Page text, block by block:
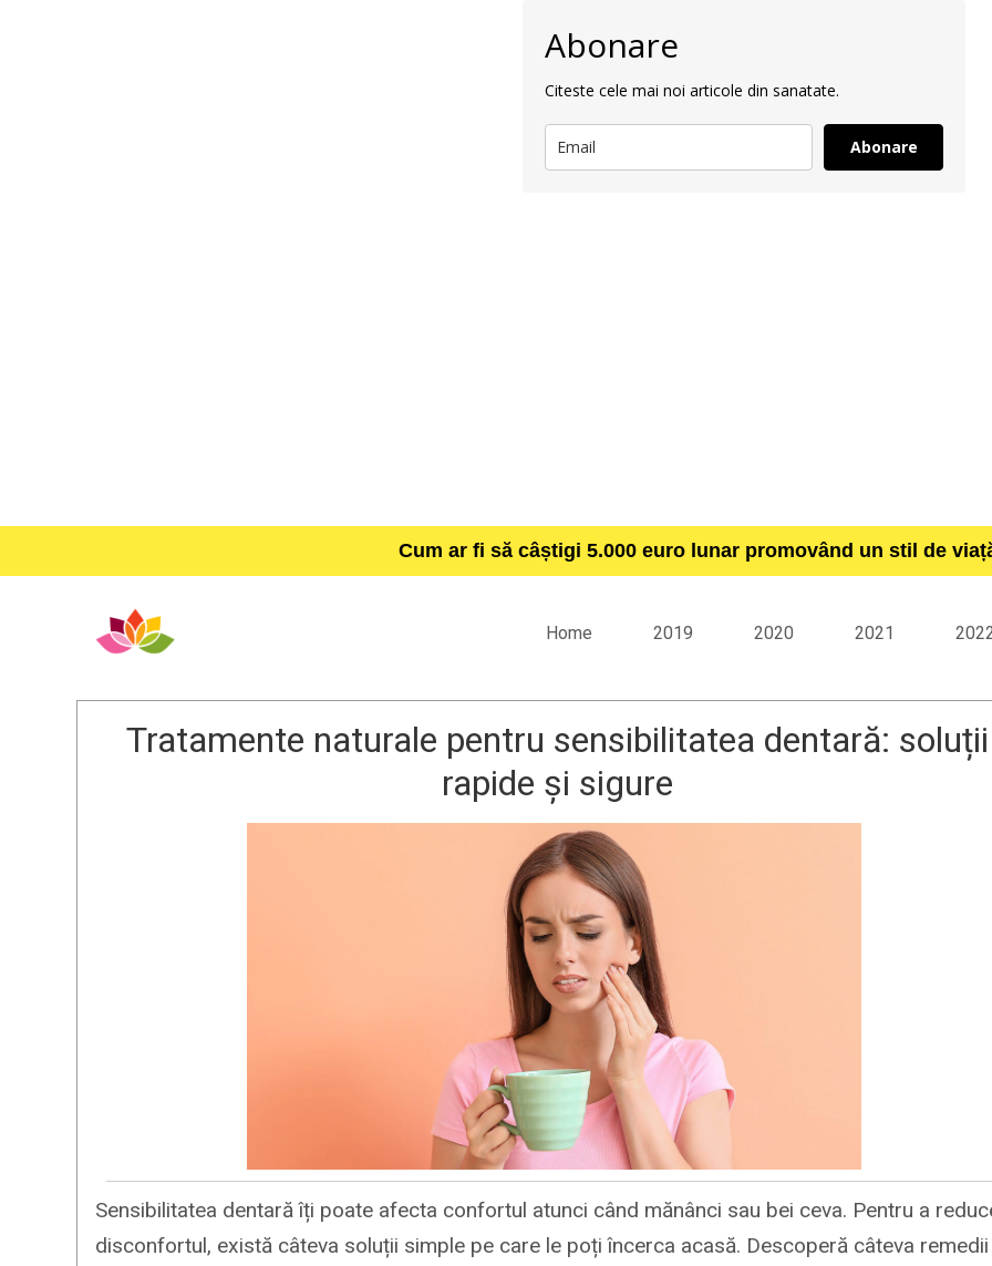
Abonare
Citeste cele mai noi articole din sanatate.
Abonare
Cum ar fi să câștigi 5.000 euro lunar promovând un stil de
Home 2019 2020 2021
Tratamente naturale pentru sensibilitatea dentară: soluții
rapide și sigure
Sensibilitatea dentară îți poate afecta confortul atunci când mănânci sau bei ceva. Pentru a
disconfortul, există câteva soluții simple pe care le poți încerca acasă. Descoperă câteva remedii